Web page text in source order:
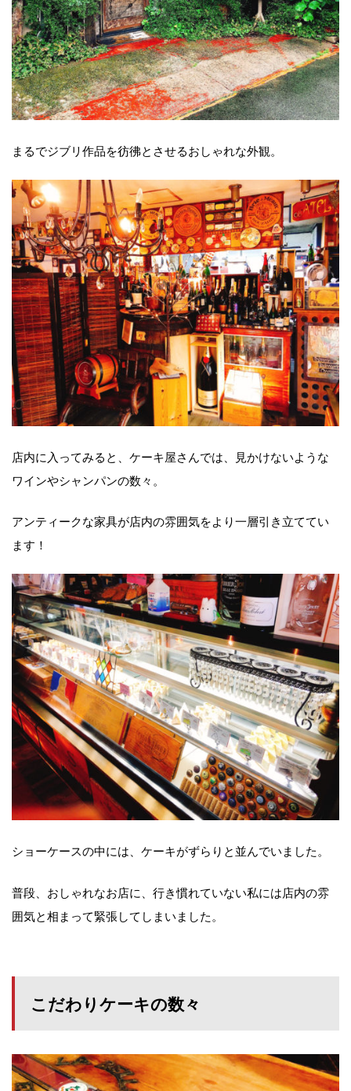
まるでジブリ作品を彷彿とさせるおしゃれな外観。
店内に入ってみると、ケーキ屋さんでは、見かけないような
ワインやシャンパンの数々。
アンティークな家具が店内の雰囲気をより一層引き立ててい
ます！
ショーケースの中には、ケーキがずらりと並んでいました。
普段、おしゃれなお店に、行き慣れていない私には店内の雰
囲気と相まって緊張してしまいました。
こだわりケーキの数々